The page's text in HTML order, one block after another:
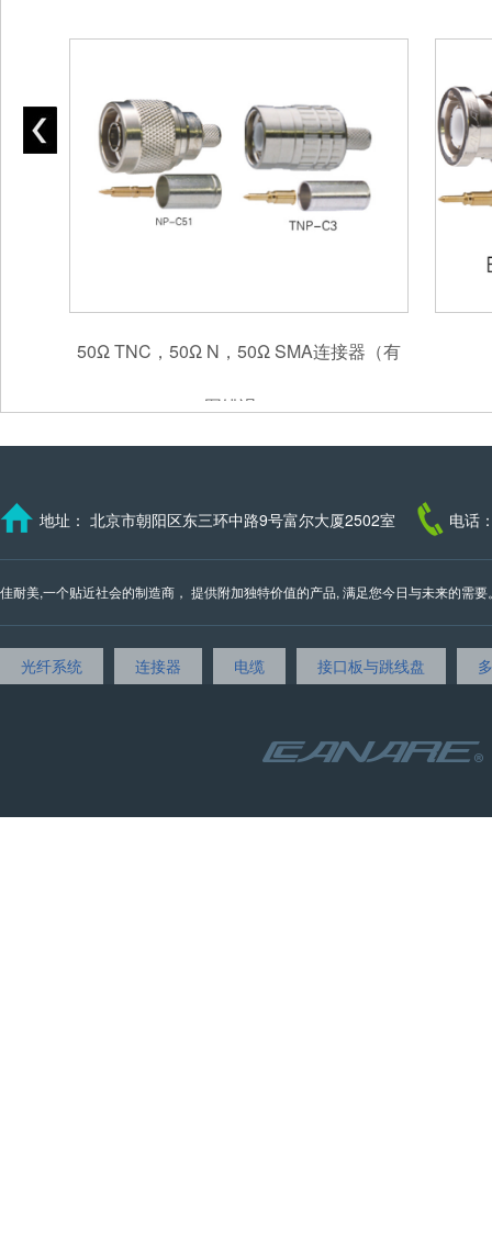
50Ω TNC，50Ω N，50Ω SMA连接器（有
图错误）
地址： 北京市朝阳区东三环中路9号富尔大厦2502室 电话
佳耐美,一个贴近社会的制造商， 提供附加独特价值的产品, 满足您今日与未来的需
光纤系统 连接器 电缆 接口板与跳线盘